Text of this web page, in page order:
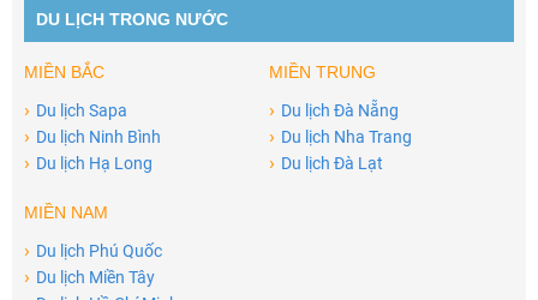
DU LỊCH TRONG NƯỚC
MIỀN BẮC
› Du lịch Sapa
› Du lịch Ninh Bình
› Du lịch Hạ Long
MIỀN TRUNG
› Du lịch Đà Nẵng
› Du lịch Nha Trang
› Du lịch Đà Lạt
MIỀN NAM
› Du lịch Phú Quốc
› Du lịch Miền Tây